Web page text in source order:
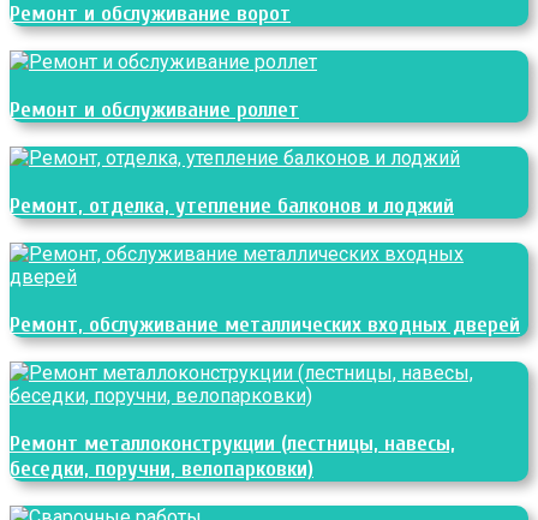
Ремонт и обслуживание ворот
Ремонт и обслуживание роллет
Ремонт, отделка, утепление балконов и лоджий
Ремонт, обслуживание металлических входных дверей
Ремонт металлоконструкции (лестницы, навесы,
беседки, поручни, велопарковки)